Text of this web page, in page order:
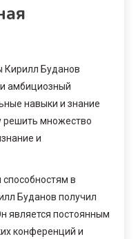
Кирилл Буданов
амбициозный
навыки и знание
решить множество
и
в
Буданов получил
является постоянным
конференций и